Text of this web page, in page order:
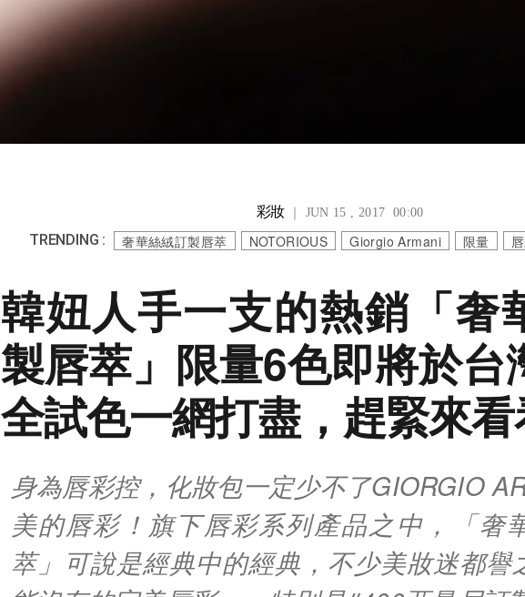
彩妝｜ JUN 15 , 2017 00:00
TRENDING : 奢華絲絨訂製唇萃 NOTORIOUS Giorgio Armani 限量
韓妞人手一支的熱銷「奢
製唇萃」限量6色即將於台
全試色一網打盡，趕緊來看
身為唇彩控，化妝包一定少不了GIORGIO
美的唇彩！旗下唇彩系列產品之中，「奢
萃」可說是經典中的經典，不少美妝迷都譽